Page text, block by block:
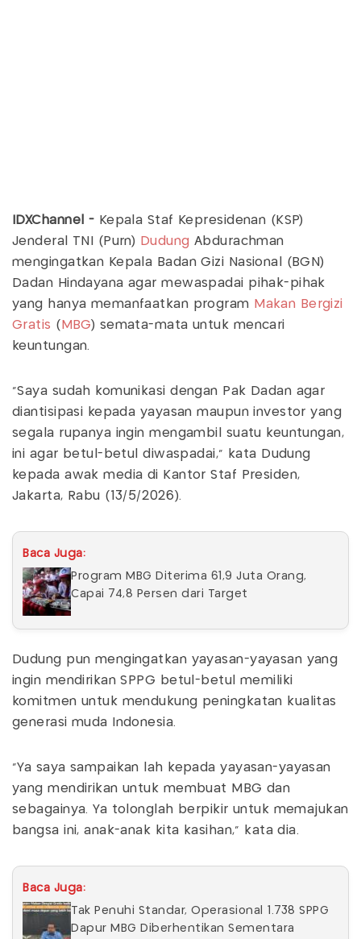
IDXChannel - Kepala Staf Kepresidenan (KSP)
Jenderal TNI (Purn) Dudung Abdurachman
mengingatkan Kepala Badan Gizi Nasional (BGN)
Dadan Hindayana agar mewaspadai pihak-pihak
yang hanya memanfaatkan program Makan Bergizi
Gratis ( MBG) semata-mata untuk mencari
keuntungan.
“Saya sudah komunikasi dengan Pak Dadan agar
diantisipasi kepada yayasan maupun investor yang
segala rupanya ingin mengambil suatu keuntungan,
ini agar betul-betul diwaspadai,” kata Dudung
kepada awak media di Kantor Staf Presiden,
Jakarta, Rabu (13/5/2026).
Baca Juga:
Program MBG Diterima 61,9 Juta Orang,
Capai 74,8 Persen dari Target
Dudung pun mengingatkan yayasan-yayasan yang
ingin mendirikan SPPG betul-betul memiliki
komitmen untuk mendukung peningkatan kualitas
generasi muda Indonesia.
“Ya saya sampaikan lah kepada yayasan-yayasan
yang mendirikan untuk membuat MBG dan
sebagainya. Ya tolonglah berpikir untuk memajukan
bangsa ini, anak-anak kita kasihan,” kata dia.
Baca Juga:
Tak Penuhi Standar, Operasional 1.738 SPPG
Dapur MBG Diberhentikan Sementara